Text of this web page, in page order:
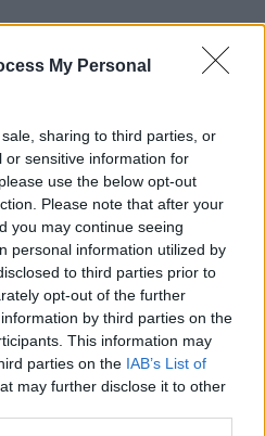
My Personal
sharing to third parties, or
or sensitive information for
use the below opt-out
Please note that after your
you may continue seeing
personal information utilized by
to third parties prior to
opt-out of the further
by third parties on the
This information may
parties on the IAB’s List of
may further disclose it to other